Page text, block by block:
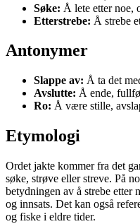
Søke: Å lete etter noe,
Etterstrebe: Å strebe
Antonymer
Slappe av: Å ta det
Avslutte: Å ende,
Ro: Å være stille,
Etymologi
Ordet jakte kommer fra det
søke, strøve eller streve. På
betydningen av å strebe etter
og innsats. Det kan også
og fiske i eldre tider.